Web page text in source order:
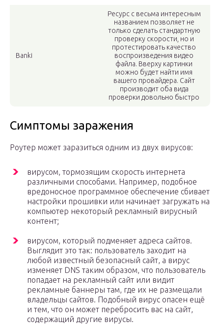
Banki
Ресурс с весьма интересным
названием позволяет не
только сделать стандартную
проверку скорости, но и
протестировать качество
воспроизведения видео
файла. Вверху картинки
можно будет найти имя
вашего провайдера. Сайт
производит оба вида
проверки довольно быстро
Симптомы заражения
Роутер может заразиться одним из двух вирусов:
вирусом, тормозящим скорость интернета
различными способами. Например, подобное
вредоносное программное обеспечение сбивает
настройки прошивки или начинает загружать на
компьютер некоторый рекламный вирусный
контент;
вирусом, который подменяет адреса сайтов.
Выглядит это так: пользователь заходит на
любой известный безопасный сайт, а вирус
изменяет DNS таким образом, что пользователь
попадает на рекламный сайт или видит
рекламные баннеры там, где их не размещали
владельцы сайтов. Подобный вирус опасен ещё
и тем, что он может перебросить вас на сайт,
содержащий другие вирусы.